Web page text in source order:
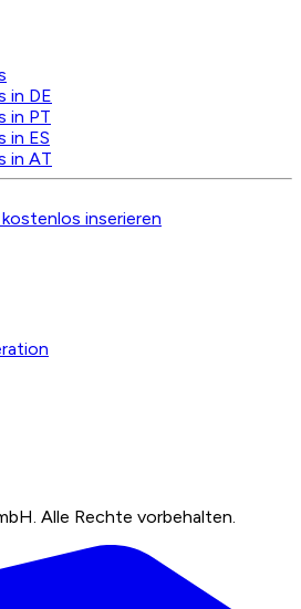
in DE
in PT
in ES
in AT
inserieren
Alle Rechte vorbehalten.